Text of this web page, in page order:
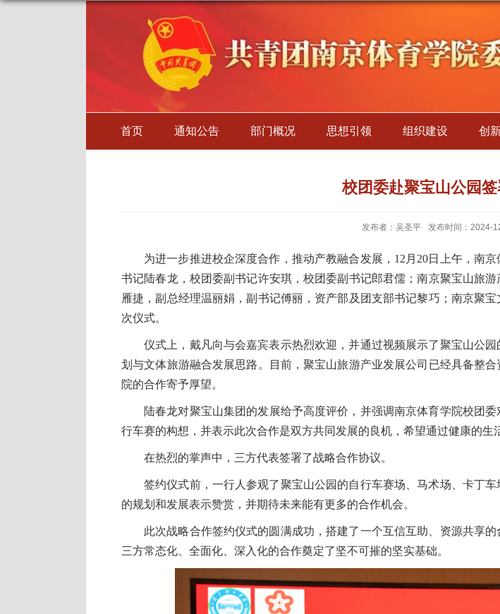
首页 通知公告 部门概况 思想引领 组织建设 创
校团委赴聚宝山公园
发布者：吴圣平 发布时间：2024-
为进一步推进校企深度合作，推动产教融合发展，12月20日上午，南
书记陆春龙，校团委副书记许安琪，校团委副书记郎君儒；南京聚宝山旅
雁捷，副总经理温丽娟，副书记傅丽，资产部及团支部书记黎巧；南京聚
次仪式。
仪式上，戴凡向与会嘉宾表示热烈欢迎，并通过视频展示了聚宝山公
划与文体旅游融合发展思路。目前，聚宝山旅游产业发展公司已经具备整
院的合作寄予厚望。
陆春龙对聚宝山集团的发展给予高度评价，并强调南京体育学院校团
行车赛的构想，并表示此次合作是双方共同发展的良机，希望通过健康的生
在热烈的掌声中，三方代表签署了战略合作协议。
签约仪式前，一行人参观了聚宝山公园的自行车赛场、马术场、卡丁
的规划和发展表示赞赏，并期待未来能有更多的合作机会。
此次战略合作签约仪式的圆满成功，搭建了一个互信互助、资源共享
三方常态化、全面化、深入化的合作奠定了坚不可摧的坚实基础。